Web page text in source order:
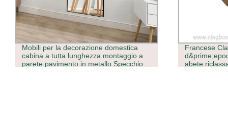
Francese Classico Provinciale Mobili
d&prime;epoca natura Antique legno di
abete riclassato Speculare
interruttore
specchio di